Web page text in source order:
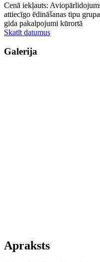
Cenā iekļauts:
attiecīgo ēdināšanas tipu
gida pakalpojumi kūrortā
Skatīt datumus
Galerija
Apraksts